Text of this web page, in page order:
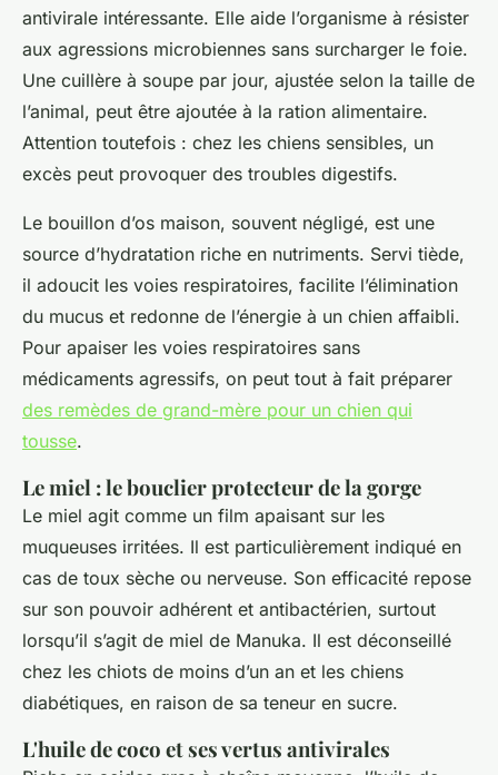
antivirale intéressante. Elle aide l’organisme à résister
aux agressions microbiennes sans surcharger le foie.
Une cuillère à soupe par jour, ajustée selon la taille de
l’animal, peut être ajoutée à la ration alimentaire.
Attention toutefois : chez les chiens sensibles, un
excès peut provoquer des troubles digestifs.
Le bouillon d’os maison, souvent négligé, est une
source d’hydratation riche en nutriments. Servi tiède,
il adoucit les voies respiratoires, facilite l’élimination
du mucus et redonne de l’énergie à un chien affaibli.
Pour apaiser les voies respiratoires sans
médicaments agressifs, on peut tout à fait préparer
des remèdes de grand-mère pour un chien qui
tousse.
Le miel : le bouclier protecteur de la gorge
Le miel agit comme un film apaisant sur les
muqueuses irritées. Il est particulièrement indiqué en
cas de toux sèche ou nerveuse. Son efficacité repose
sur son pouvoir adhérent et antibactérien, surtout
lorsqu’il s’agit de miel de Manuka. Il est déconseillé
chez les chiots de moins d’un an et les chiens
diabétiques, en raison de sa teneur en sucre.
L'huile de coco et ses vertus antivirales